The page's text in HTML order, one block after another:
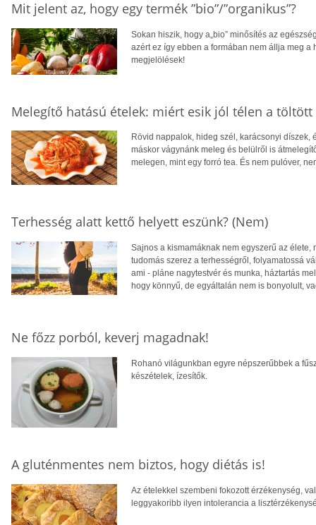
Mit jelent az, hogy egy termék ”bio”/”organikus”?
Sokan hiszik, hogy a„bio” minősítés az
azért ez így ebben a formában nem állja meg a
megjelölések!
Melegítő hatású ételek: miért esik jól télen a töltött
Rövid nappalok, hideg szél, karácsonyi díszek,
máskor vágynánk meleg és belülről is
melegen, mint egy forró tea. És nem pulóver,
Terhesség alatt kettő helyett eszünk? (Nem)
Sajnos a kismamáknak nem egyszerű az
tudomás szerez a terhességről, folyamatossá
ami - pláne nagytestvér és munka, háztartás
hogy könnyű, de egyáltalán nem is bonyolult,
Ne főzz porból, keverj magadnak!
Rohanó világunkban egyre népszerűbbek a
készételek, ízesítők.
A gluténmentes nem biztos, hogy diétás is!
Az ételekkel szembeni fokozott érzékenység,
leggyakoribb ilyen intolerancia a